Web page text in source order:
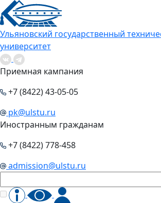
Ульяновский государственный
университет
Приемная кампания
+7 (8422) 43-05-05
pk@ulstu.ru
Иностранным гражданам
+7 (8422) 778-458
admission@ulstu.ru